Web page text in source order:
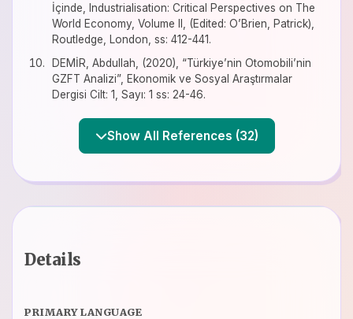
İçinde, Industrialisation: Critical Perspectives on The
World Economy, Volume II, (Edited: O’Brien, Patrick),
Routledge, London, ss: 412-441.
DEMİR, Abdullah, (2020), “Türkiye’nin Otomobili’nin
GZFT Analizi”, Ekonomik ve Sosyal Araştırmalar
Dergisi Cilt: 1, Sayı: 1 ss: 24-46.
Show All References (32)
Details
PRIMARY LANGUAGE